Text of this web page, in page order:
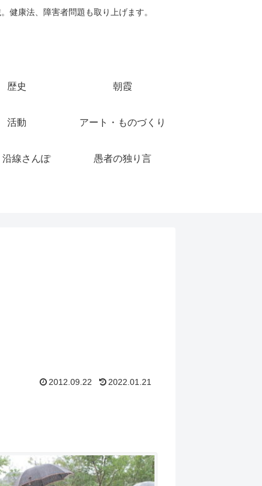
康法、障害者問題も取り上げます。
歴史 朝霞
活動 アート・ものづくり
沿線さんぽ 愚者の独り言
2012.09.22 2022.01.21